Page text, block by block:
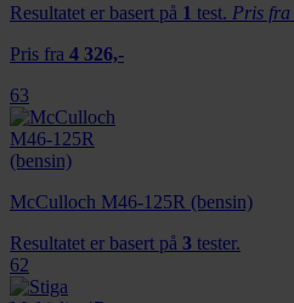
Resultatet er basert på 1 test. Pris fra
Pris fra 4 326,-
63
McCulloch M46-125R (bensin)
Resultatet er basert på 3 tester.
62